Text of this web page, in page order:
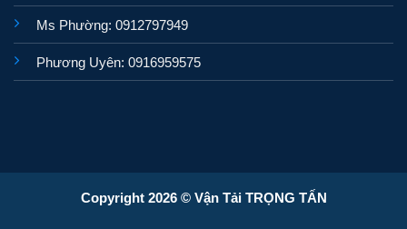
Ms Phường: 0912797949
Phương Uyên: 0916959575
Copyright 2026 © Vận Tải TRỌNG TẤN